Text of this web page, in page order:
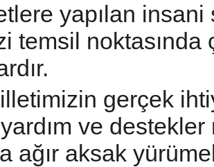
yapılan
temsil
gerçek
ve
ağır aksak